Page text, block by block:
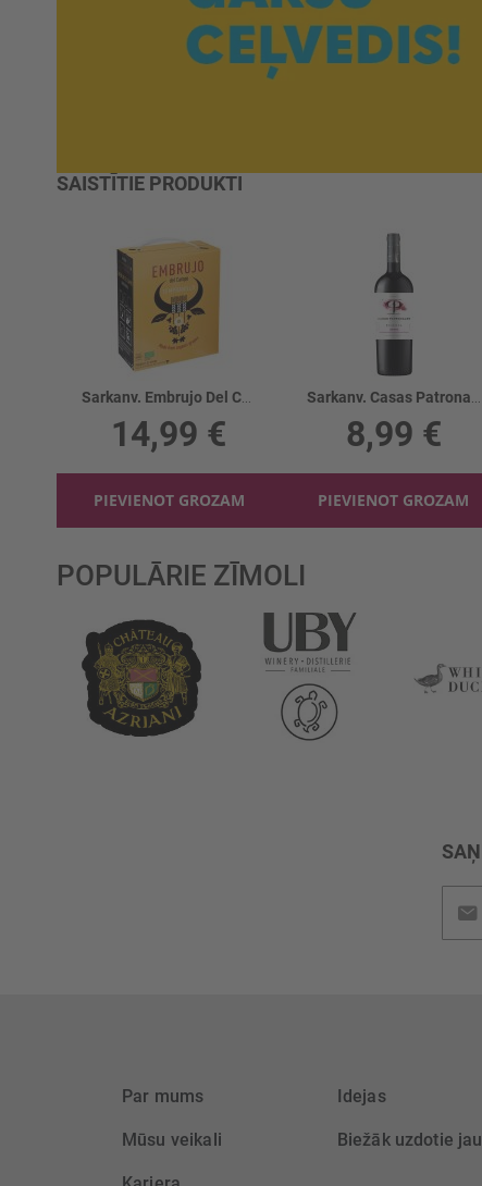
SAISTĪTIE PRODUKTI
Sarkanv. Embrujo Del Campo Tempranillo 13.5%
14,99 €
PIEVIENOT GROZAM
Sarkanv. Casas Patronales Carmenere 13.5%
8,99 €
PIEVIENOT GROZAM
POPULĀRIE ZĪMOLI
Par mums
Mūsu veikali
Idejas
Biežāk uzdotie